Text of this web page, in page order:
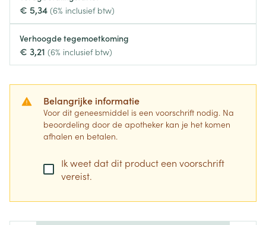
€ 5,34 (6% inclusief btw)
Verhoogde tegemoetkoming
€ 3,21 (6% inclusief btw)
Belangrijke informatie
Voor dit geneesmiddel is een voorschrift nodig. Na
beoordeling door de apotheker kan je het komen
afhalen en betalen.
Ik weet dat dit product een voorschrift
vereist.